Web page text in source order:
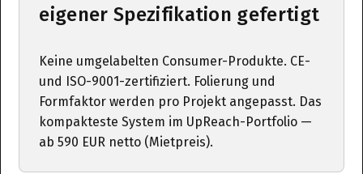
eigener Spezifikation gefertigt
Keine umgelabelten Consumer-Produkte. CE-
und ISO-9001-zertifiziert. Folierung und
Formfaktor werden pro Projekt angepasst. Das
kompakteste System im UpReach-Portfolio —
ab 590 EUR netto (Mietpreis).